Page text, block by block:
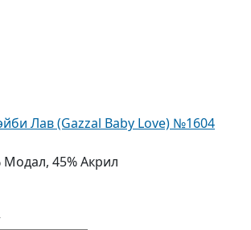
Лав (Gazzal Baby Love) №1604
Модал, 45% Акрил